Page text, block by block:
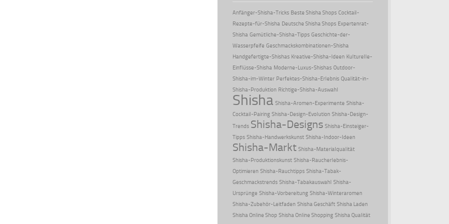
Anfänger-Shisha-Tricks Beste Shisha Shops Cocktail-
Rezepte-für-Shisha Deutsche Shisha Shops Expertenrat-
Shisha Gemütliche-Shisha-Tipps Geschichte-der-
Wasserpfeife Geschmackskombinationen-Shisha
Handgefertigte-Shishas Kreative-Shisha-Ideen Kulturelle-
Einflüsse-Shisha Moderne-Luxus-Shishas Outdoor-
Shisha-im-Winter Perfektes-Shisha-Erlebnis Qualität-in-
Shisha-Produktion Richtige-Shisha-Auswahl
Shisha Shisha-Aromen-Experimente Shisha-
Cocktail-Pairing Shisha-Design-Evolution Shisha-Design-
Trends Shisha-Designs Shisha-Einsteiger-
Tipps Shisha-Handwerkskunst Shisha-Indoor-Ideen
Shisha-Markt Shisha-Materialqualität
Shisha-Produktionskunst Shisha-Raucherlebnis-
Optimieren Shisha-Rauchtipps Shisha-Tabak-
Geschmackstrends Shisha-Tabakauswahl Shisha-
Ursprünge Shisha-Vorbereitung Shisha-Winteraromen
Shisha-Zubehör-Leitfaden Shisha Geschäft Shisha Laden
Shisha Online Shop Shisha Online Shopping Shisha Qualität